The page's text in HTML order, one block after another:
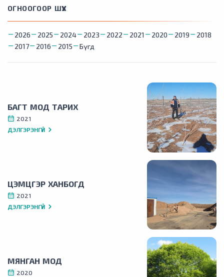
БАГТ МОД ТАРИХ
2021
ДЭЛГЭРЭНГҮЙ
ЦЭМЦГЭР ХАНБОГД
2021
ДЭЛГЭРЭНГҮЙ
МЯНГАН МОД
2020
ОГНООГООР ШҮҮХ
2026 2025 2024 2023 2022 2021 2020 2019
2018
2017
2016 2015 Бүгд